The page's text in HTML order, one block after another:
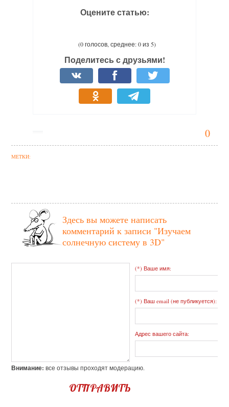
0
Оцените статью:
(0 голосов, среднее: 0 из 5)
Поделитесь с друзьями!
МЕТКИ:
Здесь вы можете написать
комментарий к записи "Изучаем
солнечную систему в 3D"
(*) Ваше имя:
(*) Ваш email (не публикуется):
Адрес вашего сайта:
Внимание: все отзывы проходят модерацию.
ОТПРАВИТЬ